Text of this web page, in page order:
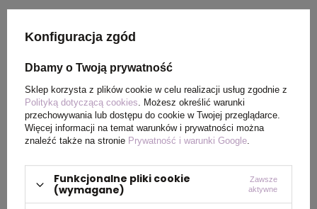
indukcyjną 4w1 w drewnianej
obudowie - i5w, beżowy
cena
66,28 złnetto/ szt.
DOSTĘPNOŚĆ:110 SZT.
cena
DOSTĘPNOŚĆ:860SZT.
Konfiguracja zgód
Dbamy o Twoją prywatność
Sklep korzysta z plików cookie w celu realizacji usług zgodnie z
Polityką dotyczącą cookies. Możesz określić warunki
przechowywania lub dostępu do cookie w Twojej przeglądarce.
Więcej informacji na temat warunków i prywatności można
znaleźć także na stronie Prywatność i warunki Google.
Funkcjonalne pliki cookie
(wymagane)
Zawsze
aktywne